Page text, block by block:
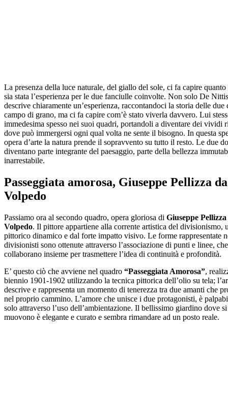
La presenza della luce naturale, del giallo del sole, ci fa capire
sia stata l’esperienza per le due fanciulle coinvolte. Non solo De
descrive chiaramente un’esperienza, raccontandoci la storia delle due
campo di grano, ma ci fa capire com’è stato viverla davvero. Lui
immedesima spesso nei suoi quadri, portandoli a diventare dei vividi
dove può immergersi ogni qual volta ne sente il bisogno. In questa
opera d’arte la natura prende il sopravvento su tutto il resto. Le due
diventano parte integrante del paesaggio, parte della bellezza
inarrestabile.
Passeggiata amorosa, Giuseppe Pellizza da
Volpedo
Passiamo ora al secondo quadro, opera gloriosa di Giuseppe
Volpedo. Il pittore appartiene alla corrente artistica del divisionismo,
pittorico dinamico e dal forte impatto visivo. Le forme rappresentate
divisionisti sono ottenute attraverso l’associazione di punti e linee, che
collaborano insieme per trasmettere l’idea di continuità e profondità.
E’ questo ciò che avviene nel quadro “Passeggiata Amorosa”,
biennio 1901-1902 utilizzando la tecnica pittorica dell’olio su tela;
descrive e rappresenta un momento di tenerezza tra due amanti che
nel proprio cammino. L’amore che unisce i due protagonisti, è
solo attraverso l’uso dell’ambientazione. Il bellissimo giardino dove si
muovono è elegante e curato e sembra rimandare ad un posto reale.